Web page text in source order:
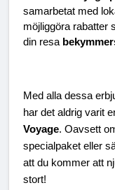
samarbetat med
möjliggöra rabatter
din resa
Med alla dessa
har det aldrig varit
Voyage. Oavsett
specialpaket eller
att du kommer att
stort!